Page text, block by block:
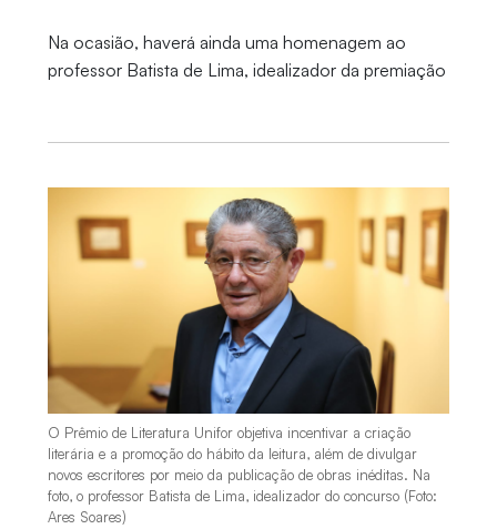
Na ocasião, haverá ainda uma homenagem ao
professor Batista de Lima, idealizador da premiação
O Prêmio de Literatura Unifor objetiva incentivar a criação
literária e a promoção do hábito da leitura, além de divulgar
novos escritores por meio da publicação de obras inéditas. Na
foto, o professor Batista de Lima, idealizador do concurso (Foto:
Ares Soares)